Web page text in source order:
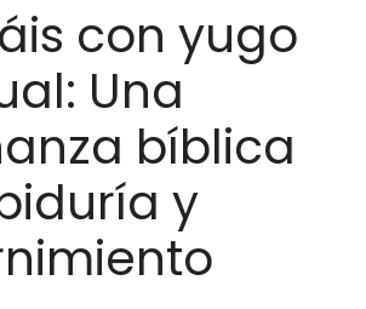
con yugo
Una
bíblica
y